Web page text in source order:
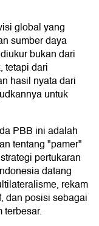
global yang
sumber daya
bukan dari
tetapi dari
hasil nyata dari
untuk
PBB ini adalah
tentang "pamer"
pertukaran
datang
rekam
dan posisi sebagai
terbesar.